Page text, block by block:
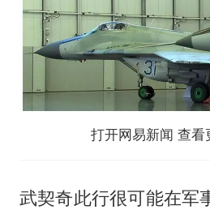
打开网易新闻 查看
武契奇此行很可能在军